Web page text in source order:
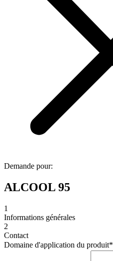
Demande pour:
ALCOOL 95
1
Informations générales
2
Contact
Domaine d'application du produit*